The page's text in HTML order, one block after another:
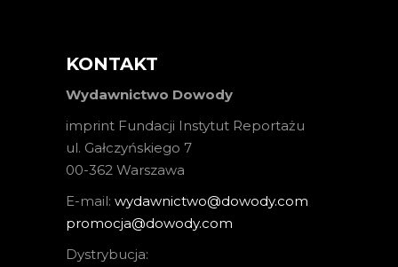
KONTAKT
Wydawnictwo Dowody
imprint Fundacji Instytut Reportażu
ul. Gałczyńskiego 7
00-362 Warszawa
E-mail: wydawnictwo@dowody.com
promocja@dowody.com
Dystrybucja: